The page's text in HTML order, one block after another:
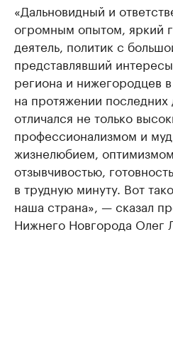
«Дальновидный и
огромным опытом, яркий
деятель, политик с
представлявший
региона и нижегородцев
на протяжении последних
отличался не только
профессионализмом и
жизнелюбием,
отзывчивостью,
в трудную минуту. Вот
наша страна», — сказал
Нижнего Новгорода Олег